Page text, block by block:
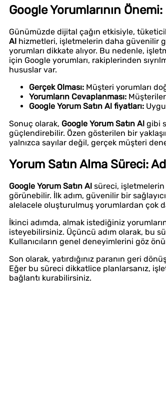
Google Yorumlarının
Günümüzde dijital çağın etkisiyle,
Al hizmetleri, işletmelerin daha güvenilir
yorumları dikkate alıyor. Bu nedenle,
için Google yorumları, rakiplerinden
hususlar var.
Gerçek Olması: Müşteri yorumları
Yorumların Cevaplanması:
Google Yorum Satın Al fiyatları:
Sonuç olarak, Google Yorum Satın Al gibi
güçlendirebilir. Özen gösterilen bir
yalnızca sayılar değil, gerçek müşteri
Yorum Satın Alma Süreci:
Google Yorum Satın Al süreci,
görünebilir. İlk adım, güvenilir bir
alelacele oluşturulmuş yorumlardan çok
İkinci adımda, almak istediğiniz
isteyebilirsiniz. Üçüncü adım olarak, bu
Kullanıcıların genel deneyimlerini göz
Son olarak, yatırdığınız paranın geri
Eğer bu süreci dikkatlice planlarsanız,
bağlantı kurabilirsiniz.